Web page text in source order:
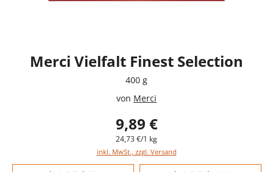
Merci Vielfalt Finest Selection
400 g
von Merci
9,89 €
24,73 €/1 kg
inkl. MwSt., zzgl. Versand
Staffelpreise - Mengenrabatt